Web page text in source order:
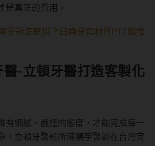
是真正的費用。
牙冠怎麼挑？臼齒牙套材質PTT都推
醫-立頓牙醫打造客製化
有細膩、嚴謹的態度，才能完成每一
，立頓牙醫診所陳鵬宇醫師在台灣完